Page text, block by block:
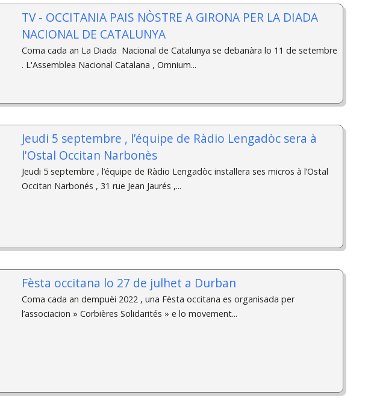
TV - OCCITANIA PAIS NÒSTRE A GIRONA PER LA DIADA
NACIONAL DE CATALUNYA
Coma cada an La Diada Nacional de Catalunya se debanàra lo 11 de setembre
. L'Assemblea Nacional Catalana , Omnium...
Jeudi 5 septembre , l’équipe de Ràdio Lengadòc sera à
l'Ostal Occitan Narbonès
Jeudi 5 septembre , l’équipe de Ràdio Lengadòc installera ses micros à l’Ostal
Occitan Narbonés , 31 rue Jean Jaurés ,...
Fèsta occitana lo 27 de julhet a Durban
Coma cada an dempuèi 2022 , una Fèsta occitana es organisada per
l’associacion » Corbières Solidarités » e lo movement...